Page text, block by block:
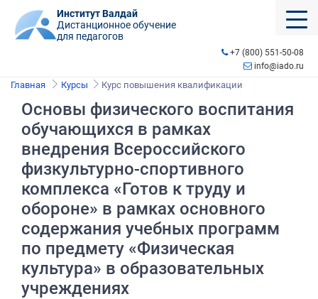
Институт Валдай
Дистанционное обучение
для педагогов
+7 (800) 551-50-08
info@iado.ru
Главная Курсы Курс повышения квалификации
Основы физического воспитания
обучающихся в рамках
внедрения Всероссийского
физкультурно-спортивного
комплекса «Готов к труду и
обороне» в рамках основного
содержания учебных программ
по предмету «Физическая
культура» в образовательных
учреждениях